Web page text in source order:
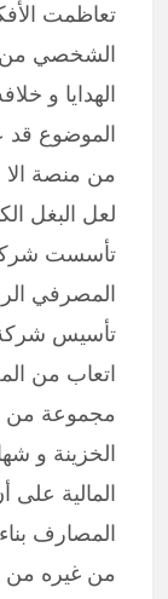
تعاظمت
الشخصي
الهدايا و
الموضوع قد
من منصة الا
لعل البغل
المصرفي
تأسيس شركة
اتعاب من
مجموعة من
الخزينة و
المالية على
المصارف
من غيره من